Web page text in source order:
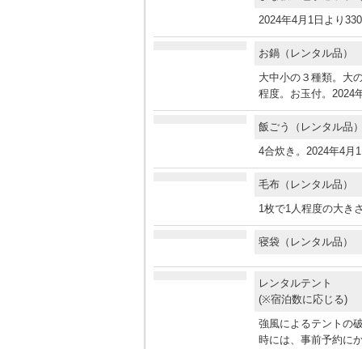
2024年4月1日より
お鍋（レンタル品
大中小の３種類。大
程度。お玉付。2024
飯ごう（レンタル
4合炊き。2024年4月
毛布（レンタル品
1枚で1人程度の大き
寝袋（レンタル品
レンタルテント
(※宿泊数に応じる)
強風によるテントの
時には、事前予約に